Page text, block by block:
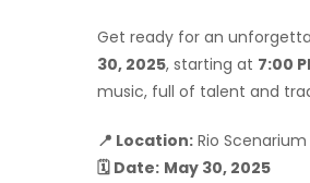
Get ready for an
30, 2025, starting at 7:00
music, full of talent and
📍 Location: Rio Scenarium
🗓 Date: May 30, 2025